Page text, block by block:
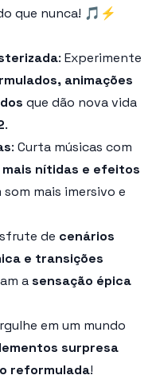
que nunca! 🎵⚡
: Experimente
animações
que dão nova vida
.
: Curta músicas com
nítidas e efeitos
som mais imersivo e
de cenários
e transições
asensação épica
em um mundo
surpresa
reformulada!